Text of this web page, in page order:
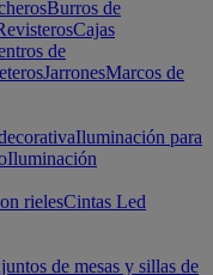
Burros de
Cajas
de
JarronesMarcos de
Iluminación para
Iluminación
rielesCintas Led
de mesas y sillas de